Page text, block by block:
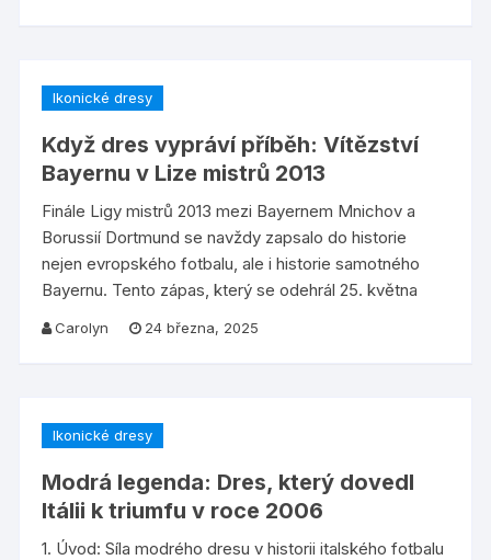
Ikonické dresy
Když dres vypráví příběh: Vítězství
Bayernu v Lize mistrů 2013
Finále Ligy mistrů 2013 mezi Bayernem Mnichov a
Borussií Dortmund se navždy zapsalo do historie
nejen evropského fotbalu, ale i historie samotného
Bayernu. Tento zápas, který se odehrál 25. května
Carolyn 24 března, 2025
Ikonické dresy
Modrá legenda: Dres, který dovedl
Itálii k triumfu v roce 2006
1. Úvod: Síla modrého dresu v historii italského fotbalu